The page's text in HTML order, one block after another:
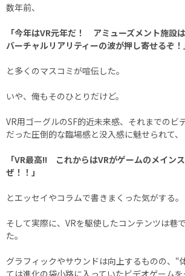
数年前、
「今年はVR元年だ！ アミューズメント施設
バーチャルリアリティーの波が押し寄せるぞ！
と多くのマスコミが喧伝した。
いや、俺もそのひとりだけど。
VR用ゴーグルのSF的近未来感、それまでのビ
だった圧倒的な臨場感と没入感に魅せられて、
「VR最高!! これからはVRがゲームのメイン
ぜ！！」
とエッセイやコラムで書きまくった気がする。
そして実際に、VRを駆使したコンテンツは巷
た。
グラフィックやサウンドは向上するものの、“
ては進化の袋小路に入っていたビデオゲーム